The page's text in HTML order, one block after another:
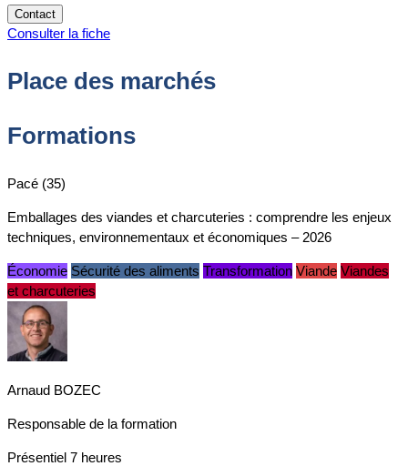
Contact
Consulter la fiche
Place des marchés
Formations
Pacé (35)
Emballages des viandes et charcuteries : comprendre les enjeux
techniques, environnementaux et économiques – 2026
Économie Sécurité des aliments Transformation Viande Viandes
et charcuteries
Arnaud BOZEC
Responsable de la formation
Présentiel 7 heures